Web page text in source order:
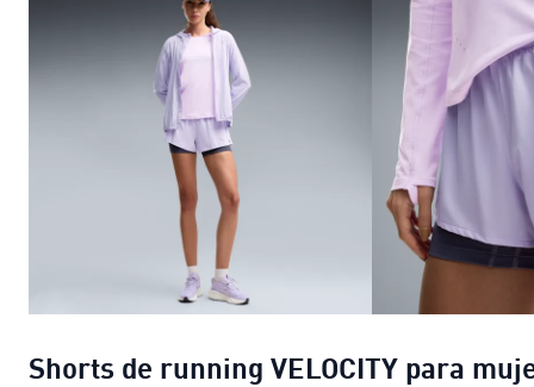
Shorts de running VELOCITY para